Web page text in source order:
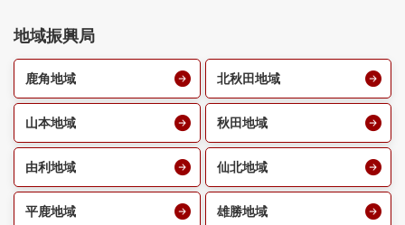
地域振興局
鹿角地域 北秋田地域
山本地域 秋田地域
由利地域 仙北地域
平鹿地域 雄勝地域